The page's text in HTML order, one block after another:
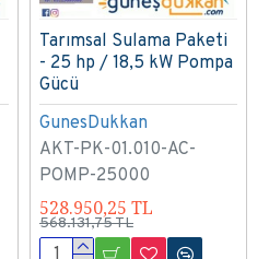
GunesDukkan
AKT-PK-01.010-AC-
POMP-25000
Tarımsal Sulama Paketi
- 25 hp / 18,5 kW Pompa
Gücü
528.950,25 TL
568.131,75 TL